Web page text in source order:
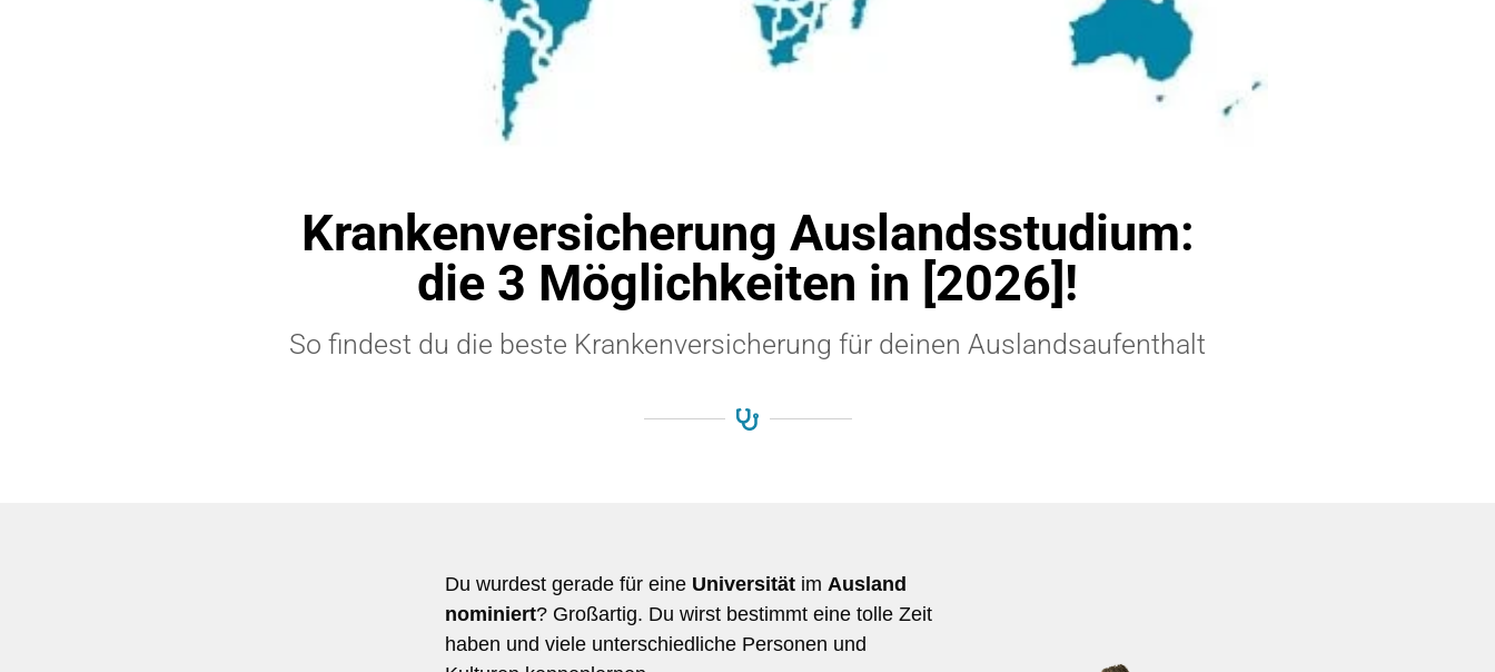
Krankenversicherung Auslandsstudium:
die 3 Möglichkeiten in [2026]!
So findest du die beste Krankenversicherung für deinen Auslandsaufenthalt
Du wurdest gerade für eine Universität im Ausland
nominiert? Großartig. Du wirst bestimmt eine tolle Zeit
haben und viele unterschiedliche Personen und